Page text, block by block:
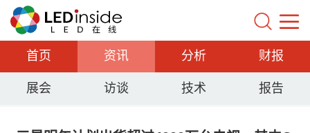
首页 资讯 分析 财报
展会 访谈 技术 报告